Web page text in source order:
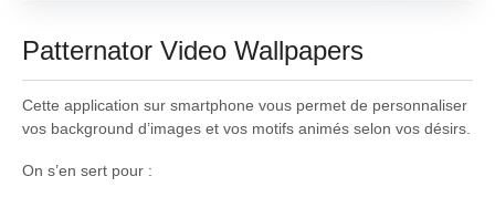
Patternator Video Wallpapers
Cette application sur smartphone vous permet de personnaliser
vos background d’images et vos motifs animés selon vos désirs.
On s’en sert pour :